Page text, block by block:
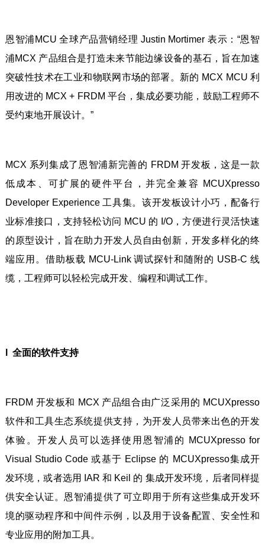
恩智浦MCU 全球产品营销经理 Justin Mortimer 表示：“恩智
浦MCX 产品组合是打造未来节能边缘设备的基石，旨在加速
突破性技术在工业和物联网市场的部署。新的 MCX MCU 利
用改进的 MCX + FRDM 平台，集成必要功能，鼓励工程师不
受约束地开展设计。”
MCX 系列集成了恩智浦新完善的 FRDM 开发板，这是一款
低成本、可扩展的硬件平台，并完全兼容 MCUXpresso
Developer Experience 工具集。该开发板设计小巧，配备行
业标准接口，支持轻松访问 MCU 的 I/O，方便进行灵活快速
的原型设计，旨在助力开发人员自由创新，开发多样化的终
端应用。借助板载 MCU-Link 调试探针和随附的 USB-C 线
缆，工程师可以轻松完成开发、编程和调试工作。
l 全面的软件支持
FRDM 开发板和 MCX 产品组合由广泛采用的 MCUXpresso
软件和工具生态系统提供支持，为开发人员带来出色的开发
体验。开发人员可以选择使用恩智浦的 MCUXpresso for
Visual Studio Code 或基于 Eclipse 的 MCUXpresso集成开
发环境，或者选用 IAR 和 Keil 的 集成开发环境，后者同样提
供安全认证。恩智浦提供了可立即用于所有这些集成开发环
境的驱动程序和中间件示例，以及用于设备配置、安全性和
专业应用的附加工具。